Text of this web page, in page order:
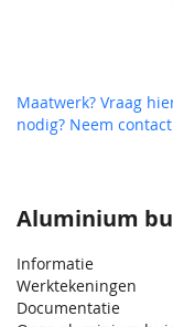
Aluminium
Informatie
Werktekeningen
Documentatie
Maatwerk? Vraag
nodig? Neem